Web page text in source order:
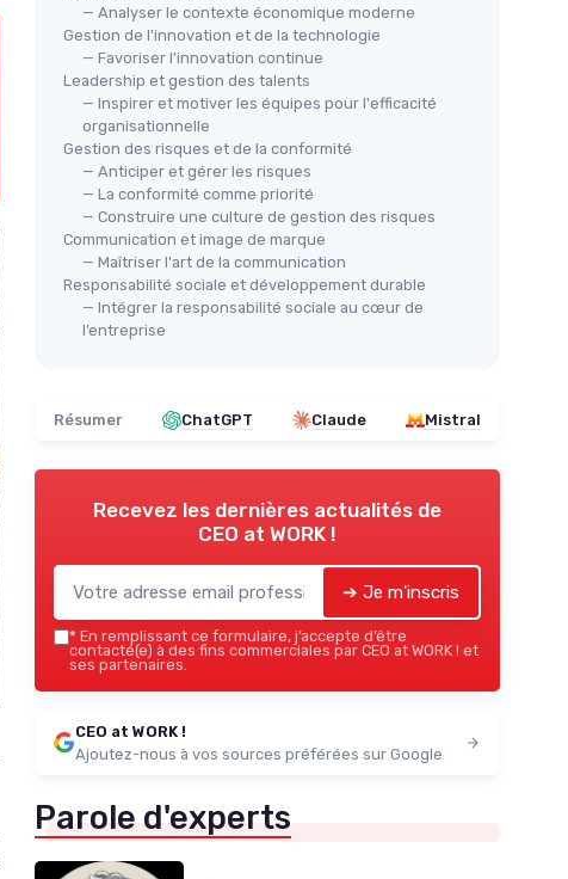
— Analyser le contexte économique moderne
Gestion de l'innovation et de la technologie
— Favoriser l'innovation continue
Leadership et gestion des talents
— Inspirer et motiver les équipes pour l'efficacité
organisationnelle
Gestion des risques et de la conformité
— Anticiper et gérer les risques
— La conformité comme priorité
— Construire une culture de gestion des risques
Communication et image de marque
— Maîtriser l'art de la communication
Responsabilité sociale et développement durable
— Intégrer la responsabilité sociale au cœur de
l’entreprise
Résumer ChatGPT Claude Mistral
Recevez les dernières actualités de
CEO at WORK !
➔ Je m'inscris
* En remplissant ce formulaire, j’accepte d’être
contacté(e) à des fins commerciales par CEO at WORK ! et
ses partenaires.
CEO at WORK !
Ajoutez-nous à vos sources préférées sur Google
Parole d'experts